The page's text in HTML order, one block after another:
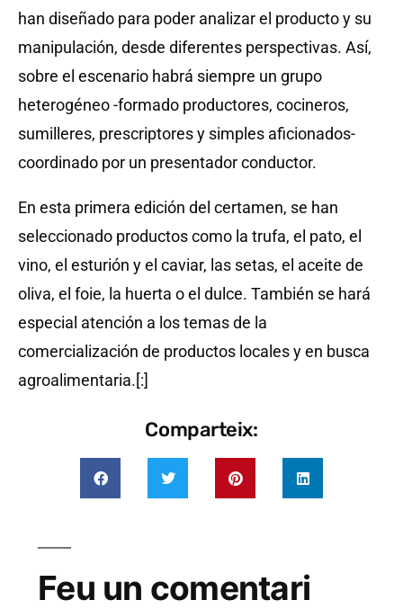
han diseñado para poder analizar el producto y su
manipulación, desde diferentes perspectivas. Así,
sobre el escenario habrá siempre un grupo
heterogéneo -formado productores, cocineros,
sumilleres, prescriptores y simples aficionados-
coordinado por un presentador conductor.
En esta primera edición del certamen, se han
seleccionado productos como la trufa, el pato, el
vino, el esturión y el caviar, las setas, el aceite de
oliva, el foie, la huerta o el dulce. También se hará
especial atención a los temas de la
comercialización de productos locales y en busca
agroalimentaria.[:]
Comparteix:
Feu un comentari